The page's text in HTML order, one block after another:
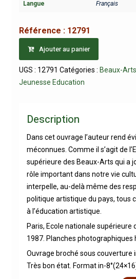
Langue Français
Référence : 12791
Ajouter au panier
UGS : 12791 Catégories : Beaux-Arts
Jeunesse Education
Description
Dans cet ouvrage l’auteur rend
méconnues. Comme il s’agit de
supérieure des Beaux-Arts qui a
rôle important dans notre vie
interpelle, au-delà même des
politique artistique du pays, tous
à l’éducation artistique.
Paris, Ecole nationale supérieure
1987. Planches photographiques
Ouvrage broché sous couverture
Très bon état. Format in-